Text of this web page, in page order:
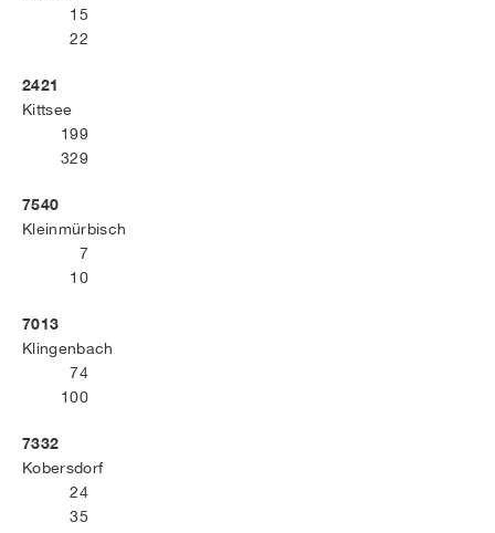
15
22
2421
Kittsee
199
329
7540
Kleinmürbisch
7
10
7013
Klingenbach
74
100
7332
Kobersdorf
24
35